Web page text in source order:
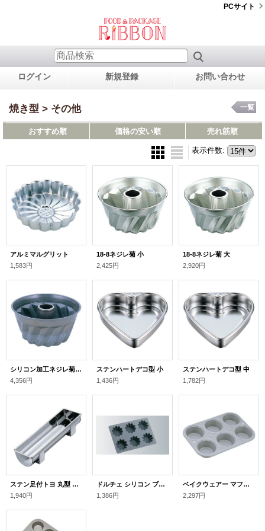
PCサイト
ログイン 新規登録 お問い合わせ
焼き型 > その他 一覧
おすすめ順 価格の安い順 売れ筋順
表示件数:
アルミマルグリット
1,583円
18-8ネジレ菊 小
2,425円
18-8ネジレ菊 大
2,920円
シリコン加工ネジレ菊 大
4,356円
ステンハートデコ型 小
1,436円
ステンハートデコ型 中
1,782円
ステン足付トヨ 丸型 210
1,940円
ドルチェ シリコン ブリオッシュ型 6ヶ取
1,386円
ベイクウェアー マフィンケーキパン6ヶ付
2,297円